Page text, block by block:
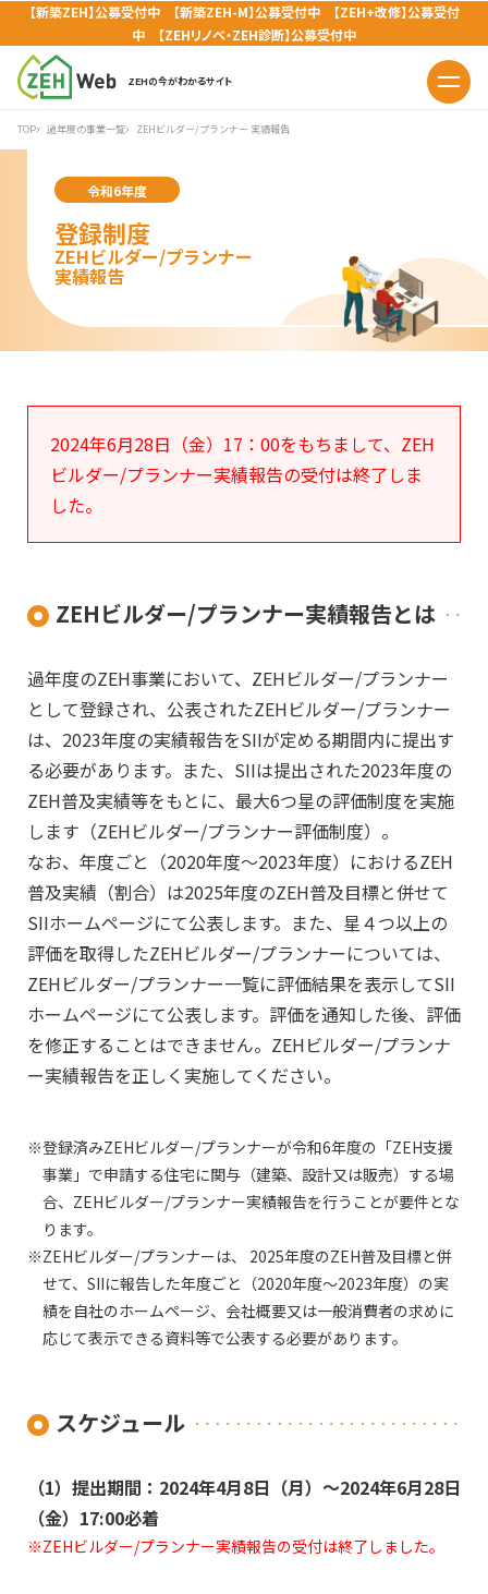
【新築ZEH】公募受付中 【新築ZEH-M】公募受付中 【ZEH+改修】公募受付
中 【ZEHリノベ・ZEH診断】公募受付中
ZEHの今がわかるサイト
TOP 過年度の事業一覧 ZEHビルダー/プランナー 実績報告
令和6年度
登録制度
ZEHビルダー/プランナー
実績報告
2024年6月28日（金）17：00をもちまして、ZEH
ビルダー/プランナー実績報告の受付は終了しま
した。
ZEHビルダー/プランナー実績報告とは
過年度のZEH事業において、ZEHビルダー/プランナー
として登録され、公表されたZEHビルダー/プランナー
は、2023年度の実績報告をSIIが定める期間内に提出す
る必要があります。また、SIIは提出された2023年度の
ZEH普及実績等をもとに、最大6つ星の評価制度を実施
します（ZEHビルダー/プランナー評価制度）。
なお、年度ごと（2020年度～2023年度）におけるZEH
普及実績（割合）は2025年度のZEH普及目標と併せて
SIIホームページにて公表します。また、星４つ以上の
評価を取得したZEHビルダー/プランナーについては、
ZEHビルダー/プランナー一覧に評価結果を表示してSII
ホームページにて公表します。評価を通知した後、評価
を修正することはできません。ZEHビルダー/プランナ
ー実績報告を正しく実施してください。
登録済みZEHビルダー/プランナーが令和6年度の「ZEH支援
事業」で申請する住宅に関与（建築、設計又は販売）する場
合、ZEHビルダー/プランナー実績報告を行うことが要件とな
ります。
ZEHビルダー/プランナーは、 2025年度のZEH普及目標と併
せて、SIIに報告した年度ごと（2020年度～2023年度）の実
績を自社のホームページ、会社概要又は一般消費者の求めに
応じて表示できる資料等で公表する必要があります。
スケジュール
（1）提出期間：2024年4月8日（月）～2024年6月28日
（金）17:00必着
ZEHビルダー/プランナー実績報告の受付は終了しました。